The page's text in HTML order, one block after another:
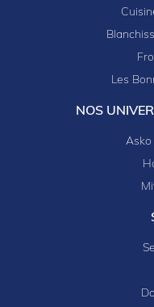
Les
NOS
Asko